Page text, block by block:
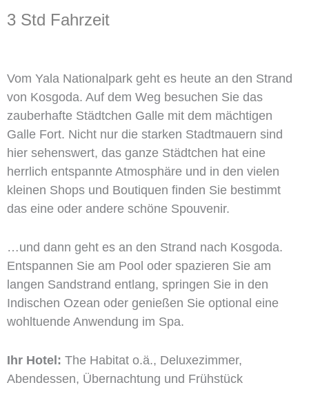
3 Std Fahrzeit
Vom Yala Nationalpark geht es heute an den Strand
von Kosgoda. Auf dem Weg besuchen Sie das
zauberhafte Städtchen Galle mit dem mächtigen
Galle Fort. Nicht nur die starken Stadtmauern sind
hier sehenswert, das ganze Städtchen hat eine
herrlich entspannte Atmosphäre und in den vielen
kleinen Shops und Boutiquen finden Sie bestimmt
das eine oder andere schöne Spouvenir.
…und dann geht es an den Strand nach Kosgoda.
Entspannen Sie am Pool oder spazieren Sie am
langen Sandstrand entlang, springen Sie in den
Indischen Ozean oder genießen Sie optional eine
wohltuende Anwendung im Spa.
Ihr Hotel: The Habitat o.ä., Deluxezimmer,
Abendessen, Übernachtung und Frühstück